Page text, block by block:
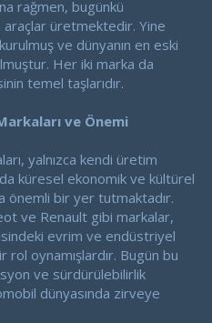
rağmen, bugünkü
üretmektedir. Yine
ve dünyanın en eski
Her iki marka da
temel taşlarıdır.
ve Önemi
yalnızca kendi üretim
küresel ekonomik ve kültürel
önemli bir yer tutmaktadır.
ve Renault gibi markalar,
evrim ve endüstriyel
oynamışlardır. Bugün bu
ve sürdürülebilirlik
dünyasında zirveye